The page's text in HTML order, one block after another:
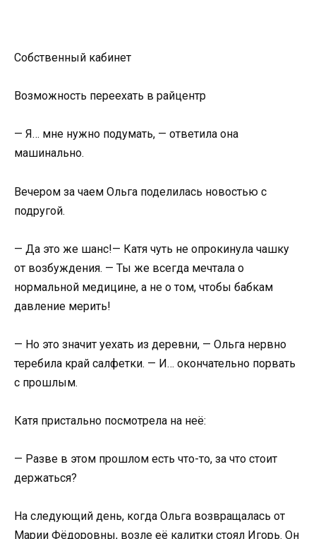
Собственный кабинет
Возможность переехать в райцентр
— Я… мне нужно подумать, — ответила она
машинально.
Вечером за чаем Ольга поделилась новостью с
подругой.
— Да это же шанс!— Катя чуть не опрокинула чашку
от возбуждения. — Ты же всегда мечтала о
нормальной медицине, а не о том, чтобы бабкам
давление мерить!
— Но это значит уехать из деревни, — Ольга нервно
теребила край салфетки. — И… окончательно порвать
с прошлым.
Катя пристально посмотрела на неё:
— Разве в этом прошлом есть что-то, за что стоит
держаться?
На следующий день, когда Ольга возвращалась от
Марии Фёдоровны, возле её калитки стоял Игорь. Он